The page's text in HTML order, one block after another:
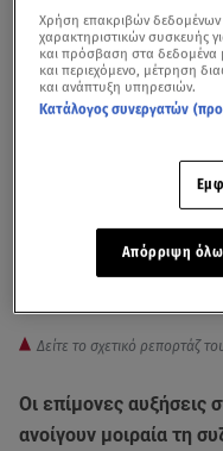
Δείτε το σχετικό ρεπορτάζ
Οι επίμονες αυξήσεις
ανοίγουν μοιραία τη
Χρήση επακριβών
χαρακτηριστικών συσκευής
και πρόσβαση στα δεδομένα
και περιεχόμενο, μέτρηση
και ανάπτυξη υπηρεσιών.
Κατάλογος συνεργατών
Απόρριψη